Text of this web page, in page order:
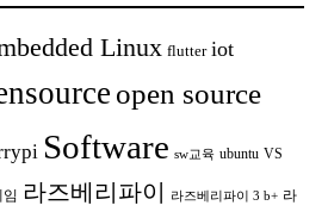
Linux flutter iot
open source
Software sw교육 ubuntu VS
라즈베리파이 라즈베리파이 3 b+ 라